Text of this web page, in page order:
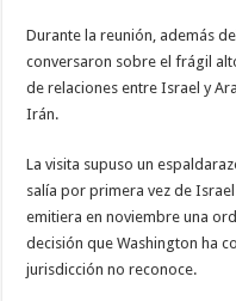
Durante la reunión, además
conversaron sobre el frágil
de relaciones entre Israel y
Irán.
La visita supuso un
salía por primera vez de
emitiera en noviembre una
decisión que Washington ha
jurisdicción no reconoce.